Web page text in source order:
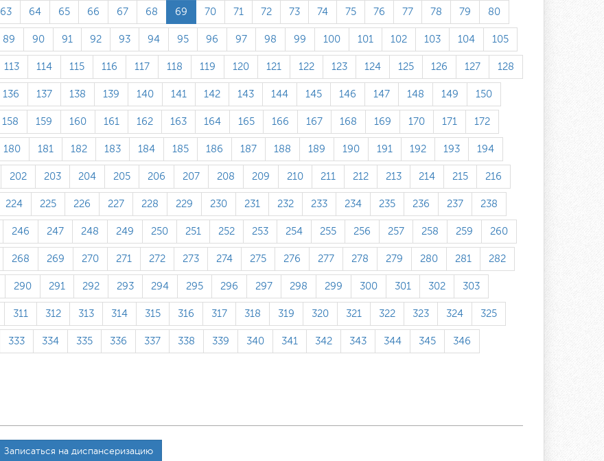
63 64 65 66 67 68 69 70 71 72 73 74 75 76 77 78 79 80
89 90 91 92 93 94 95 96 97 98 99 100 101 102 103 104 105
113 114 115 116 117 118 119 120 121 122 123 124 125 126 127 128
136 137 138 139 140 141 142 143 144 145 146 147 148 149 150
158 159 160 161 162 163 164 165 166 167 168 169 170 171 172
180 181 182 183 184 185 186 187 188 189 190 191 192 193 194
202 203 204 205 206 207 208 209 210 211 212 213 214 215 216
224 225 226 227 228 229 230 231 232 233 234 235 236 237 238
246 247 248 249 250 251 252 253 254 255 256 257 258 259 260
268 269 270 271 272 273 274 275 276 277 278 279 280 281 282
290 291 292 293 294 295 296 297 298 299 300 301 302 303
311 312 313 314 315 316 317 318 319 320 321 322 323 324 325
333 334 335 336 337 338 339 340 341 342 343 344 345 346
Записаться на диспансеризацию